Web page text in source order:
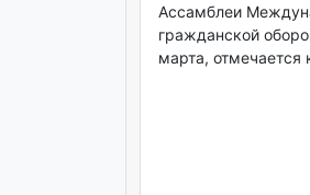
Ассамблеи
гражданской
марта, отмечается